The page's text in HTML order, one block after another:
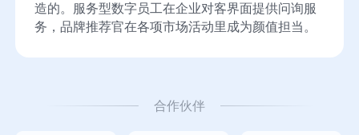
造的。服务型数字员工在企业对客界面提供问询服
务，品牌推荐官在各项市场活动里成为颜值担当。
合作伙伴